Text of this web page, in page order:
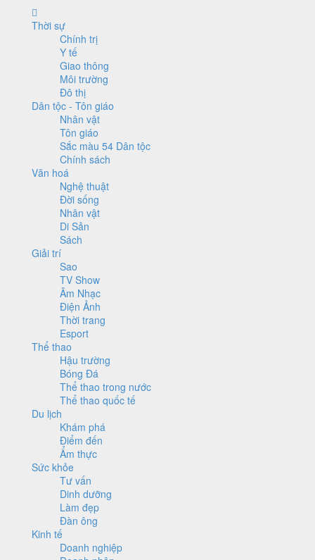
Thời sự
Chính trị
Y tế
Giao thông
Môi trường
Đô thị
Dân tộc - Tôn giáo
Nhân vật
Tôn giáo
Sắc màu 54 Dân tộc
Chính sách
Văn hoá
Nghệ thuật
Đời sống
Nhân vật
Di Sản
Sách
Giải trí
Sao
TV Show
Âm Nhạc
Điện Ảnh
Thời trang
Esport
Thể thao
Hậu trường
Bóng Đá
Thể thao trong nước
Thể thao quốc tế
Du lịch
Khám phá
Điểm đến
Ẩm thực
Sức khỏe
Tư vấn
Dinh dưỡng
Làm đẹp
Đàn ông
Kinh tế
Doanh nghiệp